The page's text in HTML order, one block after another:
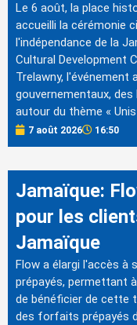
Le 6 août, la place
accueilli la cérémonie
l'indépendance de la
Cultural Development
Trelawny, l'événement
gouvernementaux,
autour du thème «
7 août 2026 16:50
Jamaïque:
pour les
Jamaïque
Flow a élargi l'accès à
prépayés, permettant
de bénéficier de cette
des forfaits prépayés